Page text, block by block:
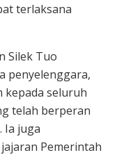
terlaksana
Silek Tuo
penyelenggara,
kepada seluruh
telah berperan
Ia juga
Pemerintah